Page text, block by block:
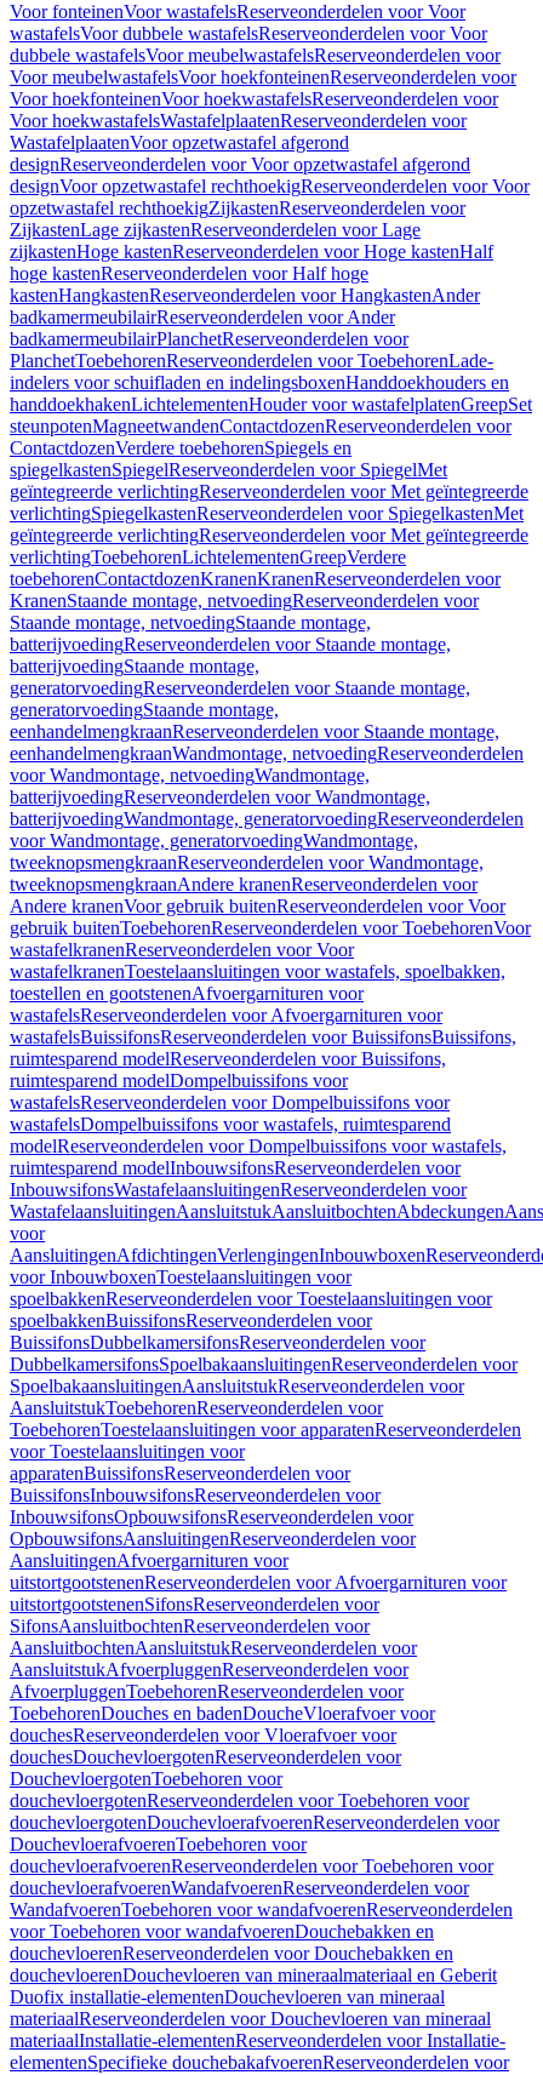
Voor fonteinenVoor wastafelsReserveonderdelen voor Voor
wastafelsVoor dubbele wastafelsReserveonderdelen voor Voor
dubbele wastafelsVoor meubelwastafelsReserveonderdelen voor
Voor meubelwastafelsVoor hoekfonteinenReserveonderdelen voor
Voor hoekfonteinenVoor hoekwastafelsReserveonderdelen voor
Voor hoekwastafelsWastafelplaatenReserveonderdelen voor
WastafelplaatenVoor opzetwastafel afgerond
designReserveonderdelen voor Voor opzetwastafel afgerond
designVoor opzetwastafel rechthoekigReserveonderdelen voor Voor
opzetwastafel rechthoekigZijkastenReserveonderdelen voor
ZijkastenLage zijkastenReserveonderdelen voor Lage
zijkastenHoge kastenReserveonderdelen voor Hoge kastenHalf
hoge kastenReserveonderdelen voor Half hoge
kastenHangkastenReserveonderdelen voor HangkastenAnder
badkamermeubilairReserveonderdelen voor Ander
badkamermeubilairPlanchetReserveonderdelen voor
PlanchetToebehorenReserveonderdelen voor ToebehorenLade-
indelers voor schuifladen en indelingsboxenHanddoekhouders en
handdoekhakenLichtelementenHouder voor wastafelplatenGreepSet
steunpotenMagneetwandenContactdozenReserveonderdelen voor
ContactdozenVerdere toebehorenSpiegels en
spiegelkastenSpiegelReserveonderdelen voor SpiegelMet
geïntegreerde verlichtingReserveonderdelen voor Met geïntegreerde
verlichtingSpiegelkastenReserveonderdelen voor SpiegelkastenMet
geïntegreerde verlichtingReserveonderdelen voor Met geïntegreerde
verlichtingToebehorenLichtelementenGreepVerdere
toebehorenContactdozenKranenKranenReserveonderdelen voor
KranenStaande montage, netvoedingReserveonderdelen voor
Staande montage, netvoedingStaande montage,
batterijvoedingReserveonderdelen voor Staande montage,
batterijvoedingStaande montage,
generatorvoedingReserveonderdelen voor Staande montage,
generatorvoedingStaande montage,
eenhandelmengkraanReserveonderdelen voor Staande montage,
eenhandelmengkraanWandmontage, netvoedingReserveonderdelen
voor Wandmontage, netvoedingWandmontage,
batterijvoedingReserveonderdelen voor Wandmontage,
batterijvoedingWandmontage, generatorvoedingReserveonderdelen
voor Wandmontage, generatorvoedingWandmontage,
tweeknopsmengkraanReserveonderdelen voor Wandmontage,
tweeknopsmengkraanAndere kranenReserveonderdelen voor
Andere kranenVoor gebruik buitenReserveonderdelen voor Voor
gebruik buitenToebehorenReserveonderdelen voor ToebehorenVoor
wastafelkranenReserveonderdelen voor Voor
wastafelkranenToestelaansluitingen voor wastafels, spoelbakken,
toestellen en gootstenenAfvoergarnituren voor
wastafelsReserveonderdelen voor Afvoergarnituren voor
wastafelsBuissifonsReserveonderdelen voor BuissifonsBuissifons,
ruimtesparend modelReserveonderdelen voor Buissifons,
ruimtesparend modelDompelbuissifons voor
wastafelsReserveonderdelen voor Dompelbuissifons voor
wastafelsDompelbuissifons voor wastafels, ruimtesparend
modelReserveonderdelen voor Dompelbuissifons voor wastafels,
ruimtesparend modelInbouwsifonsReserveonderdelen voor
InbouwsifonsWastafelaansluitingenReserveonderdelen voor
WastafelaansluitingenAansluitstukAansluitbochtenAbdeckungen
voor
AansluitingenAfdichtingenVerlengingenInbouwboxen
voor InbouwboxenToestelaansluitingen voor
spoelbakkenReserveonderdelen voor Toestelaansluitingen voor
spoelbakkenBuissifonsReserveonderdelen voor
BuissifonsDubbelkamersifonsReserveonderdelen voor
DubbelkamersifonsSpoelbakaansluitingenReserveonderdelen voor
SpoelbakaansluitingenAansluitstukReserveonderdelen voor
AansluitstukToebehorenReserveonderdelen voor
ToebehorenToestelaansluitingen voor apparatenReserveonderdelen
voor Toestelaansluitingen voor
apparatenBuissifonsReserveonderdelen voor
BuissifonsInbouwsifonsReserveonderdelen voor
InbouwsifonsOpbouwsifonsReserveonderdelen voor
OpbouwsifonsAansluitingenReserveonderdelen voor
AansluitingenAfvoergarnituren voor
uitstortgootstenenReserveonderdelen voor Afvoergarnituren voor
uitstortgootstenenSifonsReserveonderdelen voor
SifonsAansluitbochtenReserveonderdelen voor
AansluitbochtenAansluitstukReserveonderdelen voor
AansluitstukAfvoerpluggenReserveonderdelen voor
AfvoerpluggenToebehorenReserveonderdelen voor
ToebehorenDouches en badenDoucheVloerafvoer voor
douchesReserveonderdelen voor Vloerafvoer voor
douchesDouchevloergotenReserveonderdelen voor
DouchevloergotenToebehoren voor
douchevloergotenReserveonderdelen voor Toebehoren voor
douchevloergotenDouchevloerafvoerenReserveonderdelen voor
DouchevloerafvoerenToebehoren voor
douchevloerafvoerenReserveonderdelen voor Toebehoren voor
douchevloerafvoerenWandafvoerenReserveonderdelen voor
WandafvoerenToebehoren voor wandafvoerenReserveonderdelen
voor Toebehoren voor wandafvoerenDouchebakken en
douchevloerenReserveonderdelen voor Douchebakken en
douchevloerenDouchevloeren van mineraalmateriaal en Geberit
Duofix installatie-elementenDouchevloeren van mineraal
materiaalReserveonderdelen voor Douchevloeren van mineraal
materiaalInstallatie-elementenReserveonderdelen voor Installatie-
elementenSpecifieke douchebakafvoerenReserveonderdelen voor